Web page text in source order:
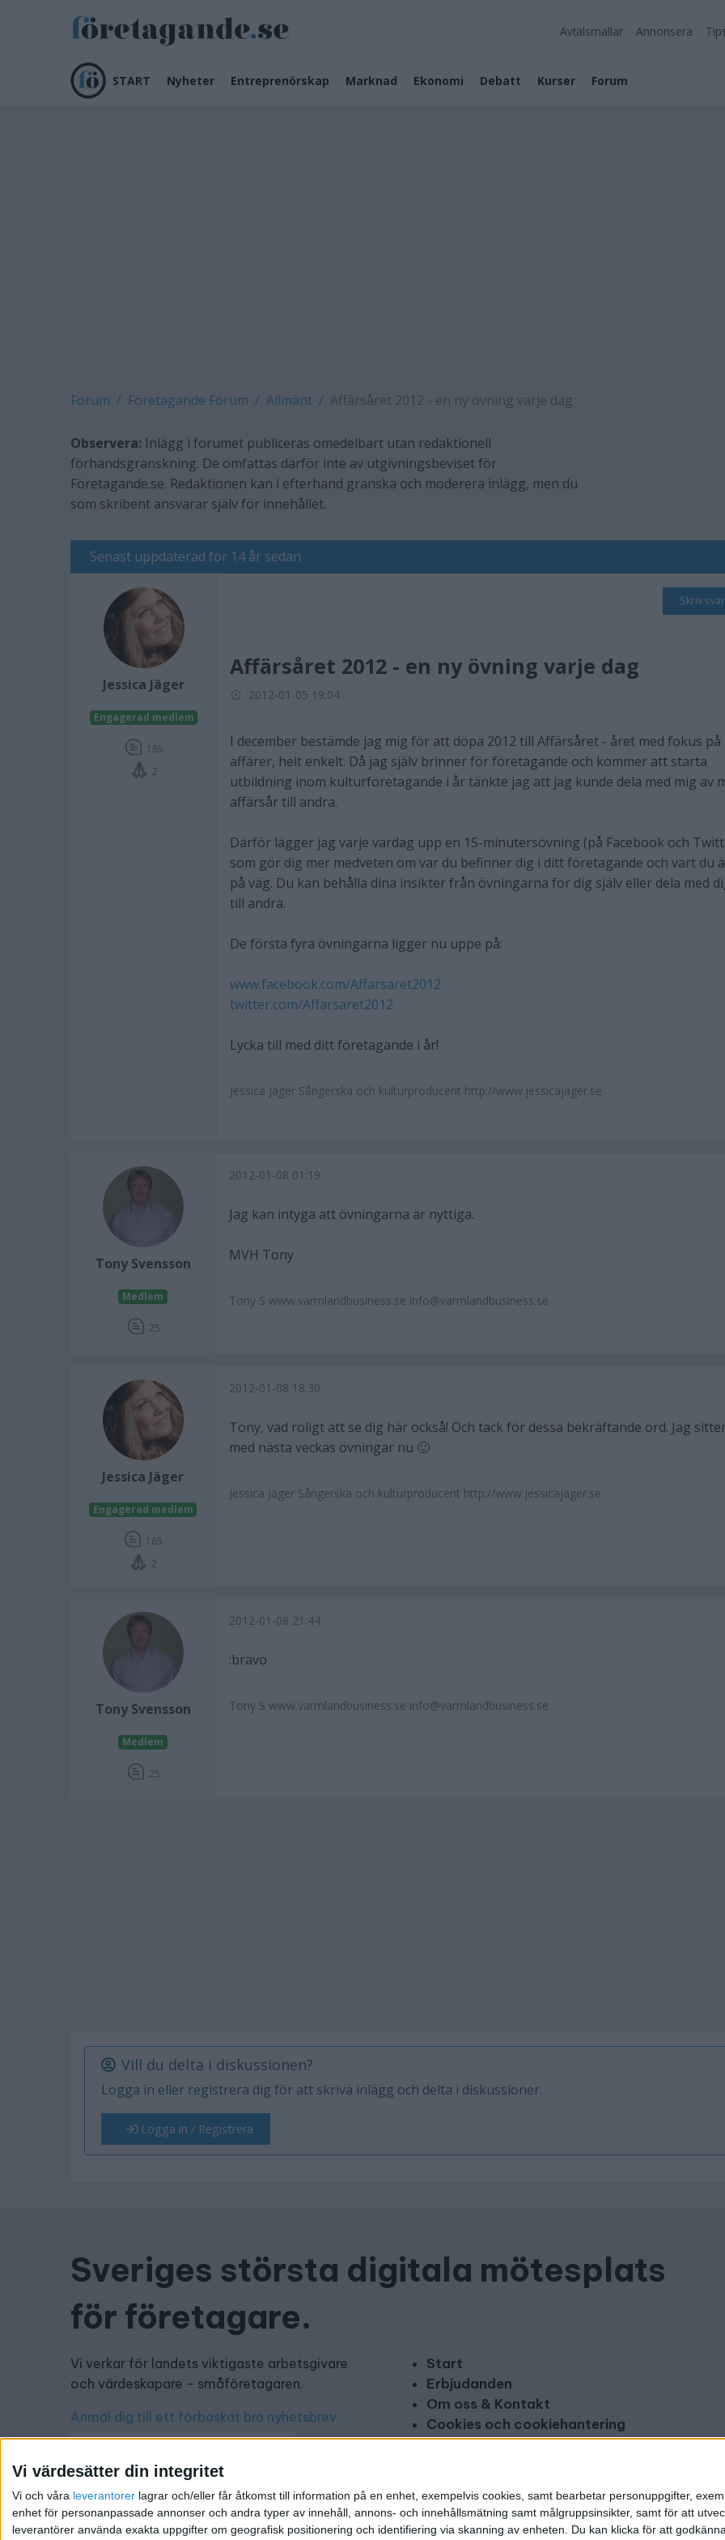
Vi värdesätter din integritet
Vi och våra leverantorer lagrar och/eller får åtkomst till information på en enhet, exempelvis cookies, samt bearbetar personuppgifter,
enhet för personanpassade annonser och andra typer av innehåll, annons- och innehållsmätning samt målgruppsinsikter, samt för att
leverantörer använda exakta uppgifter om geografisk positionering och identifiering via skanning av enheten. Du kan klicka för att
Avtalsmallar Annonsera
START Nyheter Entreprenörskap Marknad Ekonomi Debatt Kurser Forum
Forum Företagande Forum Allmänt Affärsåret 2012 - en ny övning varje dag
Observera: Inlägg i forumet publiceras omedelbart utan redaktionell
förhandsgranskning. De omfattas därför inte av utgivningsbeviset för
Företagande.se. Redaktionen kan i efterhand granska och moderera inlägg, men du
som skribent ansvarar själv för innehållet.
Senast uppdaterad för 14 år sedan
Jessica Jäger
Engagerad medlem
185
2
Skriv svar
Affärsåret 2012 - en ny övning varje dag
2012-01-05 19:04
I december bestämde jag mig för att döpa 2012 till Affärsåret - året med fokus på
affärer, helt enkelt. Då jag själv brinner för företagande och kommer att starta
utbildning inom kulturföretagande i år tänkte jag att jag kunde dela med mig av
affärsår till andra.
Därför lägger jag varje vardag upp en 15-minutersövning (på Facebook och
som gör dig mer medveten om var du befinner dig i ditt företagande och vart du
på väg. Du kan behålla dina insikter från övningarna för dig själv eller dela med
till andra.
De första fyra övningarna ligger nu uppe på:
www.facebook.com/Affarsaret2012
twitter.com/Affarsaret2012
Lycka till med ditt företagande i år!
Jessica Jäger Sångerska och kulturproducent http://www.jessicajager.se
Tony Svensson
Medlem
25
2012-01-08 01:19
Jag kan intyga att övningarna är nyttiga.
MVH Tony
Tony S www.varmlandbusiness.se info@varmlandbusiness.se
Jessica Jäger
Engagerad medlem
185
2
2012-01-08 18:30
Tony, vad roligt att se dig här också! Och tack för dessa bekräftande ord. Jag
med nästa veckas övningar nu 🙂
Jessica Jäger Sångerska och kulturproducent http://www.jessicajager.se
Tony Svensson
Medlem
25
2012-01-08 21:44
:bravo
Tony S www.varmlandbusiness.se info@varmlandbusiness.se
Vill du delta i diskussionen?
Logga in eller registrera dig för att skriva inlägg och delta i diskussioner.
Logga in / Registrera
Sveriges största digitala mötesplats
för företagare.
Vi verkar för landets viktigaste arbetsgivare
och värdeskapare - småföretagaren.
Anmäl dig till ett förbaskat bra nyhetsbrev
Har du ett nyhetstips?
Kontakta oss: info@foretagande.se
Start
Erbjudanden
Om oss & Kontakt
Cookies och cookiehantering
Copyright och disclaimer